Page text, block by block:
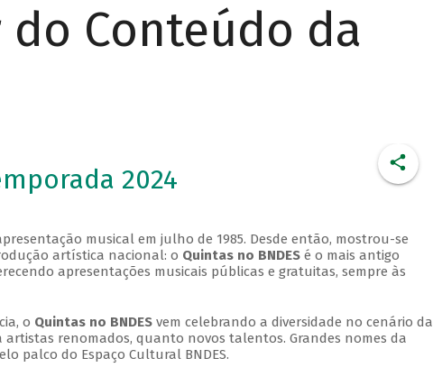
Conteúdo da
2024
musical em julho de 1985. Desde então, mostrou-se
artística nacional: o Quintas no BNDESé o mais antigo
apresentações musicais públicas e gratuitas, sempre às
o Quintas no BNDESvem celebrando a diversidade no cenário da
renomados, quanto novos talentos. Grandes nomes da
palco do Espaço Cultural BNDES.